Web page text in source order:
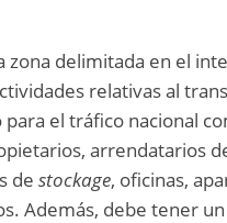
zona delimitada en el
relativas al
el tráfico nacional
arrendatarios
destockage, oficinas,
Además, debe tener